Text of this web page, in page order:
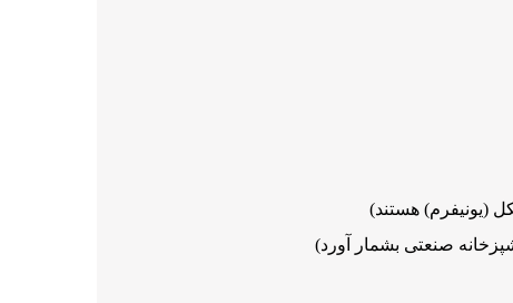
(یونیفرم) هستند)
صنعتی بشمار آورد)